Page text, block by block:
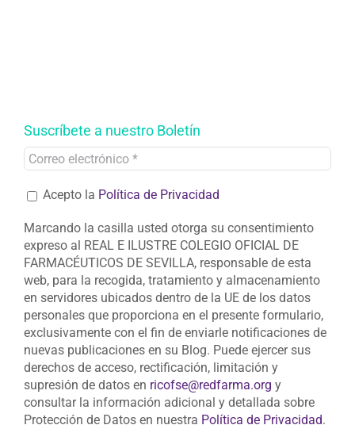
Suscríbete a nuestro Boletín
Acepto la Política de Privacidad
Marcando la casilla usted otorga su consentimiento
expreso al REAL E ILUSTRE COLEGIO OFICIAL DE
FARMACÉUTICOS DE SEVILLA, responsable de esta
web, para la recogida, tratamiento y almacenamiento
en servidores ubicados dentro de la UE de los datos
personales que proporciona en el presente formulario,
exclusivamente con el fin de enviarle notificaciones de
nuevas publicaciones en su Blog. Puede ejercer sus
derechos de acceso, rectificación, limitación y
supresión de datos en ricofse@redfarma.org y
consultar la información adicional y detallada sobre
Protección de Datos en nuestra Política de Privacidad.